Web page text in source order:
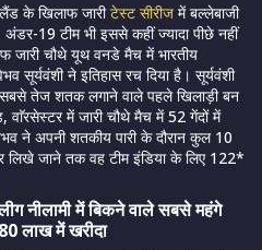
के खिलाफ जारीटेस्ट सीरीज में बल्लेबाजी
अंडर-19 टीम भी इससे कहीं ज्यादा पीछे नहीं
चौथे यूथ वनडे मैच में भारतीय
सूर्यवंशी ने इतिहास रच दिया है। सूर्यवंशी
तेज शतक लगाने वाले पहले खिलाड़ी बन
में जारी चौथे मैच में 52 गेंदों में
ने अपनी शतकीय पारी के दौरान कुल 10
जाने तक वह टीम इंडिया के लिए 122*
नीलामी में बिकने वाले सबसे महंगे
लाख में खरीदा